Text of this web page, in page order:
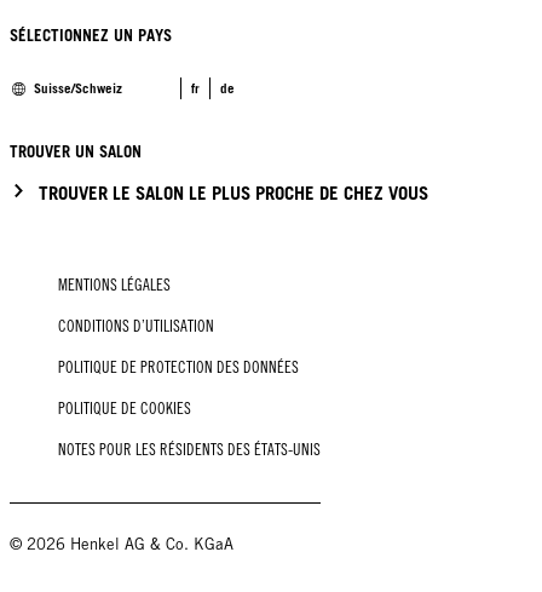
SÉLECTIONNEZ UN PAYS
Suisse/Schweiz fr de
TROUVER UN SALON
TROUVER LE SALON LE PLUS PROCHE DE CHEZ VOUS
MENTIONS LÉGALES
CONDITIONS D’UTILISATION
POLITIQUE DE PROTECTION DES DONNÉES
POLITIQUE DE COOKIES
NOTES POUR LES RÉSIDENTS DES ÉTATS-UNIS
© 2026 Henkel AG & Co. KGaA